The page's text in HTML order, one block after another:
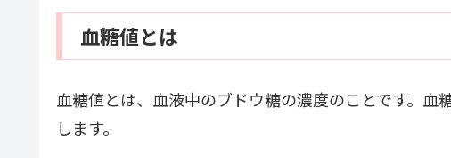
血糖値とは
血糖値とは、血液中のブドウ糖の濃度のことです。
します。